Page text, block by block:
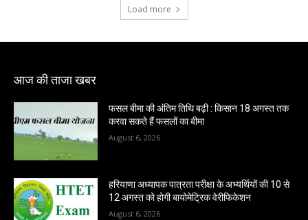
Load more
आज की ताजा खबर
फसल बीमा की अंतिम तिथि बढ़ी : किसान 18 अगस्त तक
करवा सकते हैं फसलों का बीमा
August 6, 2026
हरियाणा अध्यापक पात्रता परीक्षा के अभ्यर्थियों की 10 से
12 अगस्त को होगी बायोमेट्रिक वेरीफिकेशन
August 6, 2026